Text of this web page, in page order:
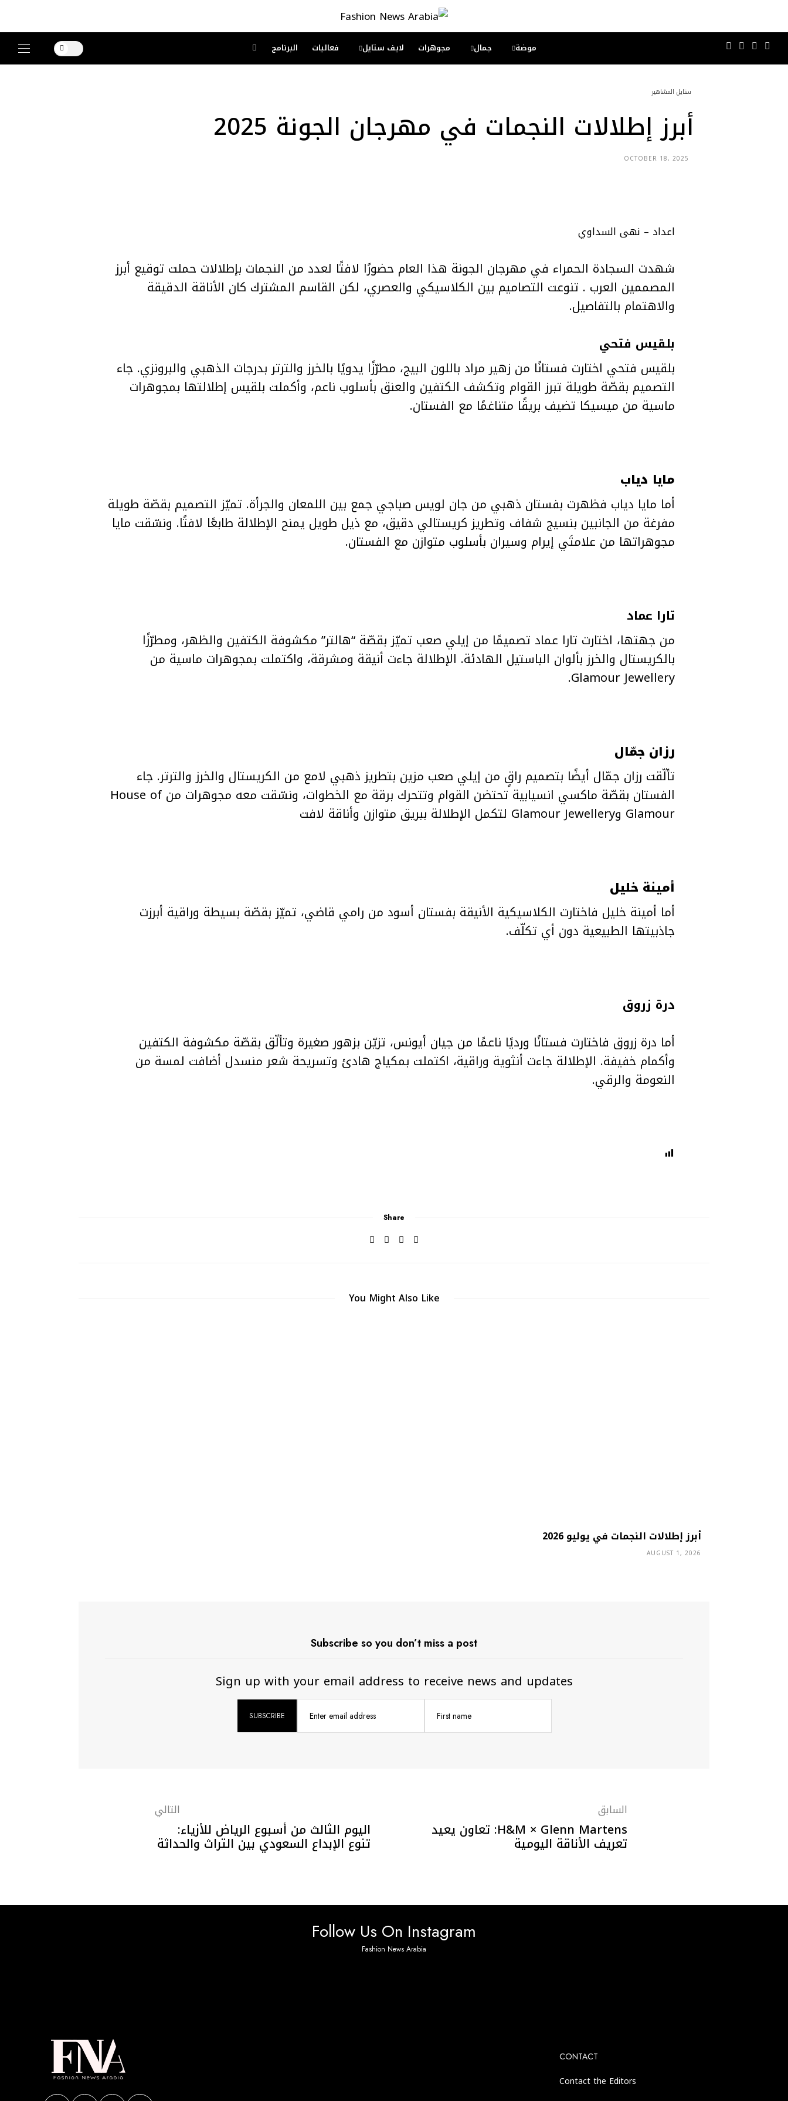
موضة جمال مجوهرات لايف ستايل فعاليات البرنامج
ستايل المشاهير
أبرز إطلالات النجمات في مهرجان الجونة 2025
OCTOBER 18, 2025
اعداد – نهى السداوي
شهدت السجادة الحمراء في مهرجان الجونة هذا العام حضورًا لافتًا لعدد من النجمات بإطلالات حملت توقيع أبرز
المصممين العرب . تنوعت التصاميم بين الكلاسيكي والعصري، لكن القاسم المشترك كان الأناقة الدقيقة
والاهتمام بالتفاصيل.
بلقيس فتحي
بلقيس فتحي اختارت فستانًا من زهير مراد باللون البيج، مطرّزًا يدويًا بالخرز والترتر بدرجات الذهبي والبرونزي. جاء
التصميم بقصّة طويلة تبرز القوام وتكشف الكتفين والعنق بأسلوب ناعم، وأكملت بلقيس إطلالتها بمجوهرات
ماسية من ميسيكا تضيف بريقًا متناغمًا مع الفستان.
مايا دياب
أما مايا دياب فظهرت بفستان ذهبي من جان لويس صباجي جمع بين اللمعان والجرأة. تميّز التصميم بقصّة طويلة
مفرغة من الجانبين بنسيج شفاف وتطريز كريستالي دقيق، مع ذيل طويل يمنح الإطلالة طابعًا لافتًا. ونسّقت مايا
مجوهراتها من علامتَي إيرام وسيران بأسلوب متوازن مع الفستان.
تارا عماد
من جهتها، اختارت تارا عماد تصميمًا من إيلي صعب تميّز بقصّة “هالتر” مكشوفة الكتفين والظهر، ومطرّزًا
بالكريستال والخرز بألوان الباستيل الهادئة. الإطلالة جاءت أنيقة ومشرقة، واكتملت بمجوهرات ماسية من
Glamour Jewellery.
رزان جمّال
تألّقت رزان جمّال أيضًا بتصميم راقٍ من إيلي صعب مزين بتطريز ذهبي لامع من الكريستال والخرز والترتر. جاء
الفستان بقصّة ماكسي انسيابية تحتضن القوام وتتحرك برقة مع الخطوات، ونسّقت معه مجوهرات من House of
Glamour وGlamour Jewellery لتكمل الإطلالة ببريق متوازن وأناقة لافت
أمينة خليل
أما أمينة خليل فاختارت الكلاسيكية الأنيقة بفستان أسود من رامي قاضي، تميّز بقصّة بسيطة وراقية أبرزت
جاذبيتها الطبيعية دون أي تكلّف.
درة زروق
أما درة زروق فاختارت فستانًا ورديًا ناعمًا من جيان أيونس، تزيّن بزهور صغيرة وتألّق بقصّة مكشوفة الكتفين
وأكمام خفيفة. الإطلالة جاءت أنثوية وراقية، اكتملت بمكياج هادئ وتسريحة شعر منسدل أضافت لمسة من
النعومة والرقي.
Share
You Might Also Like
أبرز إطلالات النجمات في يوليو 2026
AUGUST 1, 2026
Subscribe so you don’t miss a post
Sign up with your email address to receive news and updates
First name
Enter email address
السابق
H&M × Glenn Martens: تعاون يعيد
تعريف الأناقة اليومية
التالي
اليوم الثالث من أسبوع الرياض للأزياء:
تنوع الإبداع السعودي بين التراث والحداثة
Follow Us On Instagram
Fashion News Arabia
CONTACT
Contact the Editors